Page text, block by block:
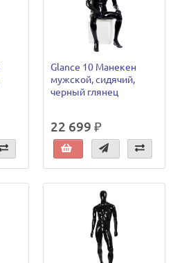
Glance 10 Манекен
мужской, сидячий,
черный глянец
22 699 ₽